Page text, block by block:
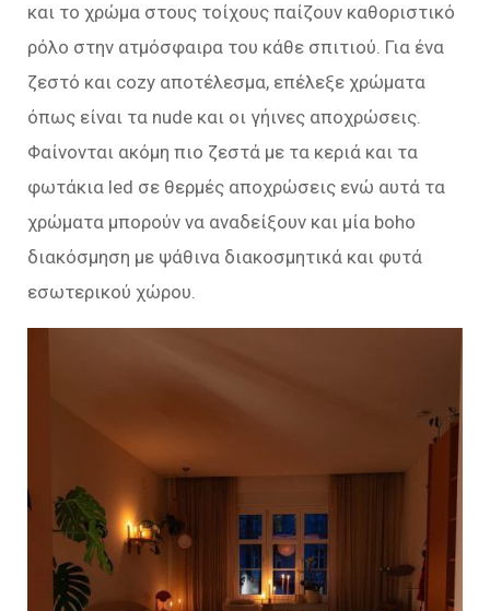
και το χρώμα στους τοίχους παίζουν καθοριστικό
ρόλο στην ατμόσφαιρα του κάθε σπιτιού. Για ένα
ζεστό και cozy αποτέλεσμα, επέλεξε χρώματα
όπως είναι τα nude και οι γήινες αποχρώσεις.
Φαίνονται ακόμη πιο ζεστά με τα κεριά και τα
φωτάκια led σε θερμές αποχρώσεις ενώ αυτά τα
χρώματα μπορούν να αναδείξουν και μία boho
διακόσμηση με ψάθινα διακοσμητικά και φυτά
εσωτερικού χώρου.